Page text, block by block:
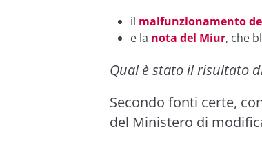
il malfunzionamento
e la nota del Miur, che
Qual è stato il risultato
Secondo fonti certe,
del Ministero di